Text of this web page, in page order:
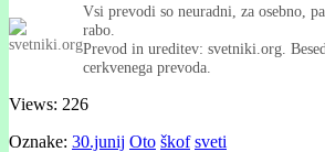
Vsi prevodi so neuradni, za osebno,
rabo.
Prevod in ureditev: svetniki.org.
cerkvenega prevoda.
Views: 226
Oznake: 30.junij Oto škof sveti